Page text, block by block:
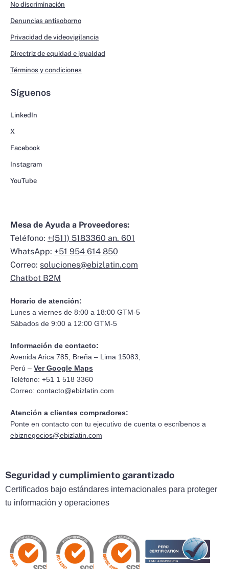
No discriminación
Denuncias antisoborno
Privacidad de videovigilancia
Directriz de equidad e igualdad
Términos y condiciones
Síguenos
LinkedIn
X
Facebook
Instagram
YouTube
Mesa de Ayuda a Proveedores:
Teléfono: +(511) 5183360 an. 601
WhatsApp: +51 954 614 850
Correo: soluciones@ebizlatin.com
Chatbot B2M
Horario de atención:
Lunes a viernes de 8:00 a 18:00 GTM-5
Sábados de 9:00 a 12:00 GTM-5
Información de contacto:
Avenida Arica 785, Breña – Lima 15083,
Perú – Ver Google Maps
Teléfono: +51 1 518 3360
Correo: contacto@ebizlatin.com
Atención a clientes compradores:
Ponte en contacto con tu ejecutivo de cuenta o escríbenos a
ebiznegocios@ebizlatin.com
Seguridad y cumplimiento garantizado
Certificados bajo estándares internacionales para proteger
tu información y operaciones